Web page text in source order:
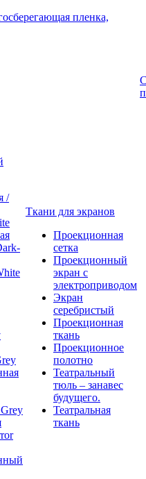
пленка,
/
Ткани для экранов
Проекционная
сетка
Проекционный
экран с
электроприводом
Экран
серебристый
Проекционная
ткань
Проекционное
полотно
Театральный
тюль – занавес
будущего.
Театральная
ткань